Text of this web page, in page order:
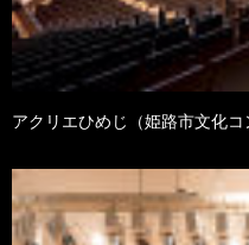
アクリエひめじ（姫路市文化コ